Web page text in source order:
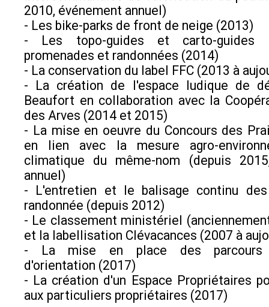
2010, événement annuel)
- Les bike-parks de front de neige (2013)
- Les topo-guides et carto-guides
promenades et randonnées (2014)
- La conservation du label FFC (2013 à
- La création de l'espace ludique de
Beaufort en collaboration avec la
des Arves (2014 et 2015)
- La mise en oeuvre du Concours des
en lien avec la mesure agro-
climatique du même-nom (depuis
annuel)
- L'entretien et le balisage continu
randonnée (depuis 2012)
- Le classement ministériel
et la labellisation Clévacances (2007 à
- La mise en place des parcours
d'orientation (2017)
- La création d'un Espace Propriétaires
aux particuliers propriétaires (2017)